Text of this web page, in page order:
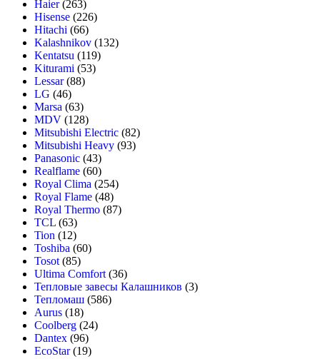
Haier (263)
Hisense (226)
Hitachi (66)
Kalashnikov (132)
Kentatsu (119)
Kiturami (53)
Lessar (88)
LG (46)
Marsa (63)
MDV (128)
Mitsubishi Electric (82)
Mitsubishi Heavy (93)
Panasonic (43)
Realflame (60)
Royal Clima (254)
Royal Flame (48)
Royal Thermo (87)
TCL (63)
Tion (12)
Toshiba (60)
Tosot (85)
Ultima Comfort (36)
Тепловые завесы Калашников (3)
Тепломаш (586)
Aurus (18)
Coolberg (24)
Dantex (96)
EcoStar (19)